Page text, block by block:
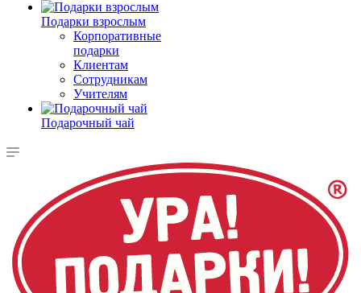
Подарки взрослым
Корпоративные
подарки
Клиентам
Сотрудникам
Учителям
Подарочный чай